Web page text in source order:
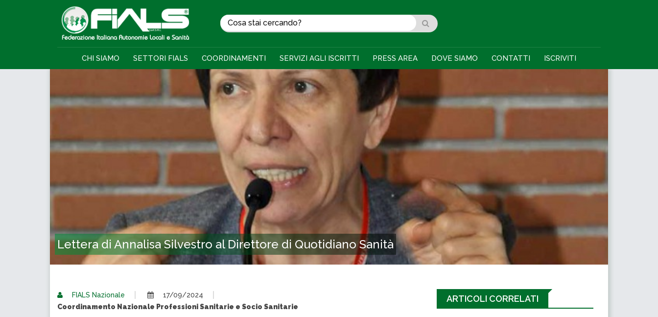
CHI SIAMO SETTORI FIALS COORDINAMENTI SERVIZI AGLI ISCRITTI PRESS AREA DOVE SIAMO CONTATTI ISCRIVITI
Lettera di Annalisa Silvestro al Direttore di Quotidiano Sanità
FIALS Nazionale
17/09/2024
Coordinamento Nazionale Professioni Sanitarie e Socio Sanitarie
ARTICOLI CORRELATI